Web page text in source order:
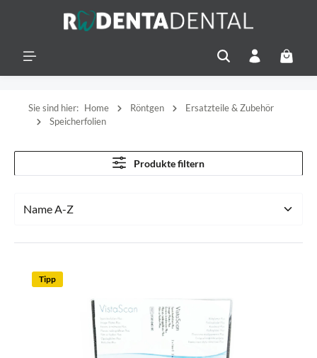
Sie sind hier: Home Röntgen
Ersatzteile & Zubehör
Speicherfolien
Produkte filtern
Tipp